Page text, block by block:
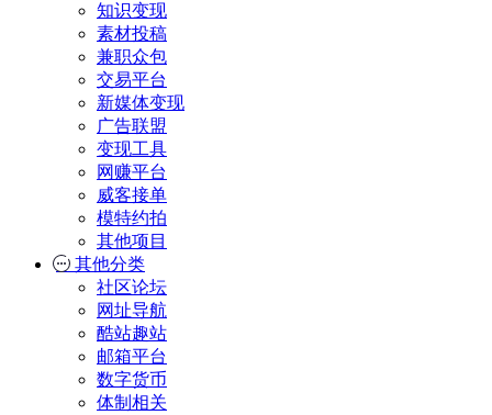
知识变现
素材投稿
兼职众包
交易平台
新媒体变现
广告联盟
变现工具
网赚平台
威客接单
模特约拍
其他项目
其他分类
社区论坛
网址导航
酷站趣站
邮箱平台
数字货币
体制相关